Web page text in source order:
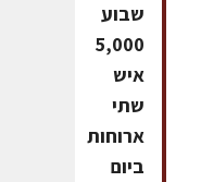
שבוע
5,000
איש
שתי
ארוחות
ביום